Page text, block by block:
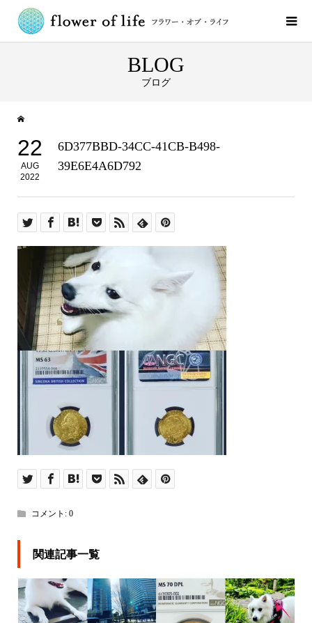
BLOG
ブログ
22
AUG
2022
6D377BBD-34CC-41CB-B498-
39E6E4A6D792
コメント: 0
関連記事一覧